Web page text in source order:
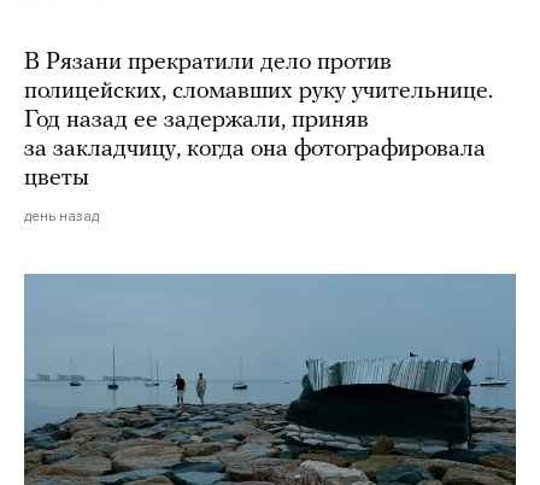
В Рязани прекратили дело против
полицейских, сломавших руку учительнице.
Год назад ее задержали, приняв
за закладчицу, когда она фотографировала
цветы
день назад